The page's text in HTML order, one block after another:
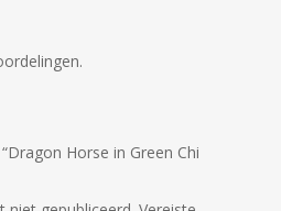
Horse in Green Chi